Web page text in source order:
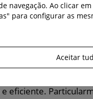
de Inovação
do íman. Assim,
e eficiente.
Ao clicar em
para configurar as
Aceitar